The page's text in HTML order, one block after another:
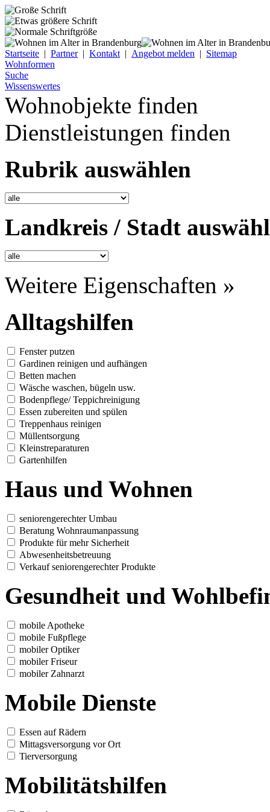
Startseite | Partner| Kontakt | Angebot melden | Sitemap
Wohnformen
Suche
Wissenswertes
Wohnobjekte finden
Dienstleistungen finden
Rubrik auswählen
Landkreis / Stadt
Weitere Eigenschaften »
Alltagshilfen
Fenster putzen
Gardinen reinigen und aufhängen
Betten machen
Wäsche waschen, bügeln usw.
Bodenpflege/ Teppichreinigung
Essen zubereiten und spülen
Treppenhaus reinigen
Müllentsorgung
Kleinstreparaturen
Gartenhilfen
Haus und Wohnen
seniorengerechter Umbau
Beratung Wohnraumanpassung
Produkte für mehr Sicherheit
Abwesenheitsbetreuung
Verkauf seniorengerechter Produkte
Gesundheit und
mobile Apotheke
mobile Fußpflege
mobiler Optiker
mobiler Friseur
mobiler Zahnarzt
Mobile Dienste
Essen auf Rädern
Mittagsversorgung vor Ort
Tierversorgung
Mobilitätshilfen